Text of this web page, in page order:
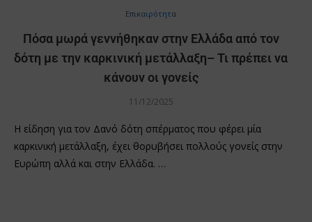
Επικαιρότητα
Πόσα μωρά γεννήθηκαν στην Ελλάδα από τον
δότη με την καρκινική μετάλλαξη– Τι πρέπει να
κάνουν οι γονείς
11/12/2025
Η είδηση για τον Δανό δότη σπέρματος που φέρει μία
καρκινική μετάλλαξη, έχει θορυβήσει πολλούς γονείς στην
Ευρώπη αλλά και στην Ελλάδα. …